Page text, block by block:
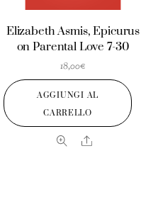
Elizabeth Asmis, Epicurus
on Parental Love 7-30
18,00€
AGGIUNGI AL
CARRELLO
Share